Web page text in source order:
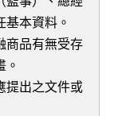
基本資料。
商品有無受存
。
提出之文件或